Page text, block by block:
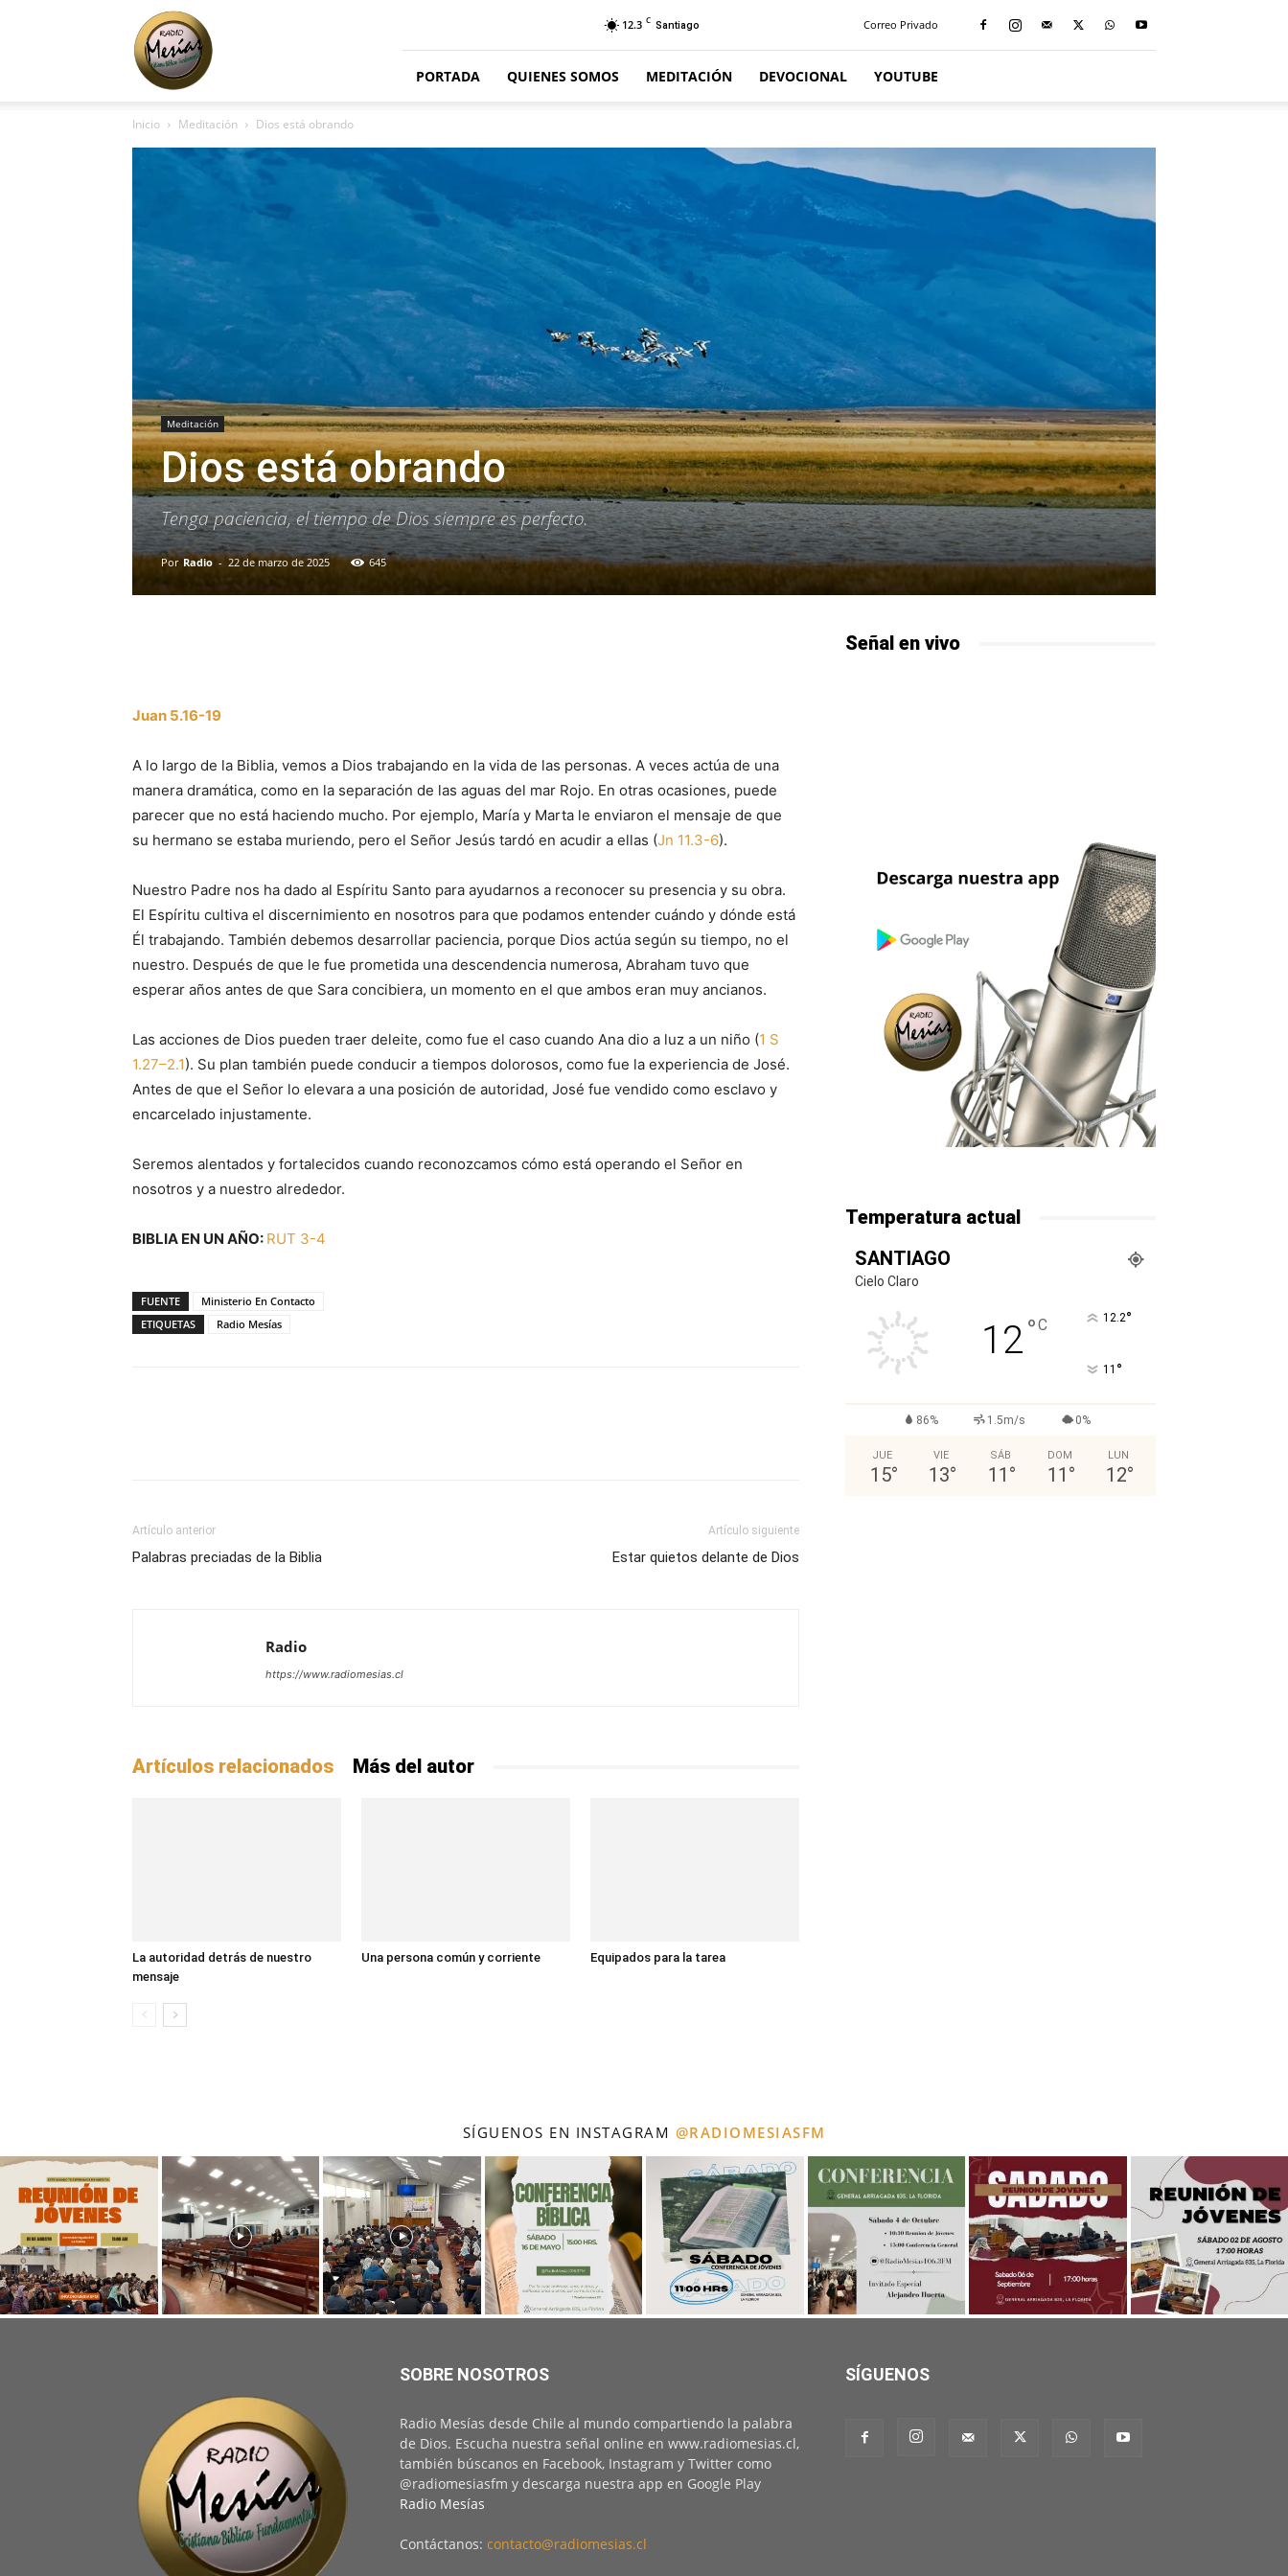
Radio
Mesías
12.3 C Santiago Correo Privado
PORTADA QUIENES SOMOS MEDITACIÓN DEVOCIONAL YOUTUBE
Inicio Meditación Dios está obrando
Meditación
Dios está obrando
Tenga paciencia, el tiempo de Dios siempre es perfecto.
Por Radio - 22 de marzo de 2025 645
Juan 5.16-19
A lo largo de la Biblia, vemos a Dios trabajando en la vida de las personas. A veces actúa de una
manera dramática, como en la separación de las aguas del mar Rojo. En otras ocasiones, puede
parecer que no está haciendo mucho. Por ejemplo, María y Marta le enviaron el mensaje de que
su hermano se estaba muriendo, pero el Señor Jesús tardó en acudir a ellas (Jn 11.3-6).
Nuestro Padre nos ha dado al Espíritu Santo para ayudarnos a reconocer su presencia y su obra.
El Espíritu cultiva el discernimiento en nosotros para que podamos entender cuándo y dónde está
Él trabajando. También debemos desarrollar paciencia, porque Dios actúa según su tiempo, no el
nuestro. Después de que le fue prometida una descendencia numerosa, Abraham tuvo que
esperar años antes de que Sara concibiera, un momento en el que ambos eran muy ancianos.
Las acciones de Dios pueden traer deleite, como fue el caso cuando Ana dio a luz a un niño (1 S
1.27–2.1). Su plan también puede conducir a tiempos dolorosos, como fue la experiencia de José.
Antes de que el Señor lo elevara a una posición de autoridad, José fue vendido como esclavo y
encarcelado injustamente.
Seremos alentados y fortalecidos cuando reconozcamos cómo está operando el Señor en
nosotros y a nuestro alrededor.
BIBLIA EN UN AÑO: RUT 3-4
FUENTE
Ministerio En Contacto
ETIQUETAS
Radio Mesías
Artículo anterior
Palabras preciadas de la Biblia
Artículo siguiente
Estar quietos delante de Dios
Radio
https://www.radiomesias.cl
Artículos relacionados Más del autor
La autoridad detrás de nuestro
mensaje
Una persona común y corriente Equipados para la tarea
Señal en vivo
Temperatura actual
SANTIAGO
Cielo Claro
12°C 12.2°
11 °
86% 1.5m/s 0%
JUE
15°
VIE
13°
SÁB
11 °
DOM
11 °
LUN
12°
SÍGUENOS EN INSTAGRAM @RADIOMESIASFM
SOBRE NOSOTROS
Radio Mesías desde Chile al mundo compartiendo la palabra
de Dios. Escucha nuestra señal online en www.radiomesias.cl,
también búscanos en Facebook, Instagram y Twitter como
@radiomesiasfm y descarga nuestra app en Google Play
Radio Mesías
Contáctanos: contacto@radiomesias.cl
SÍGUENOS